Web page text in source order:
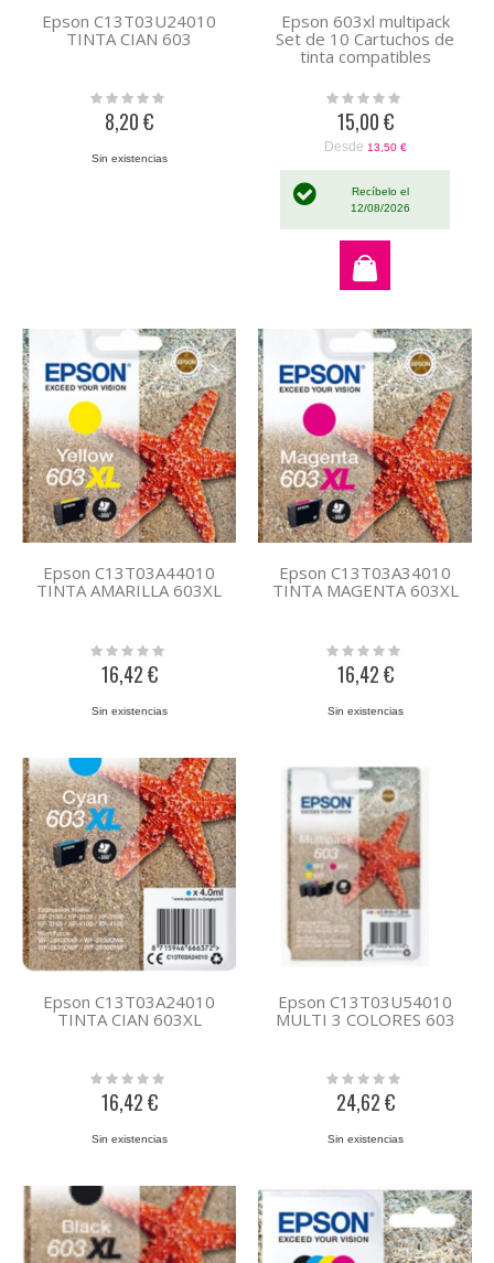
Epson C13T03U24010
TINTA CIAN 603
Rating:
8,20 €
Sin existencias
Epson 603xl multipack
Set de 10 Cartuchos de
tinta compatibles
Rating:
15,00 €
Desde 13,50 €
Recíbelo el
12/08/2026
Epson C13T03A44010
TINTA AMARILLA 603XL
Rating:
16,42 €
Sin existencias
Epson C13T03A34010
TINTA MAGENTA 603XL
Rating:
16,42 €
Sin existencias
Epson C13T03A24010
TINTA CIAN 603XL
Rating:
16,42 €
Sin existencias
Epson C13T03U54010
MULTI 3 COLORES 603
Rating:
24,62 €
Sin existencias